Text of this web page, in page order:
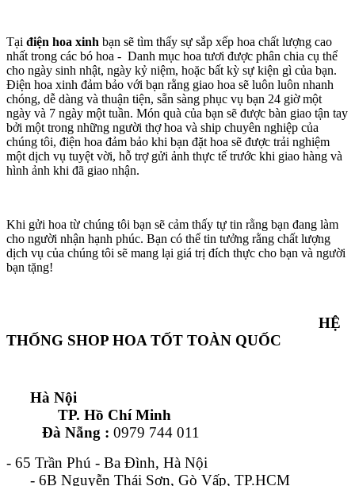
Tại điện hoa xinh bạn sẽ tìm thấy sự sắp xếp hoa chất lượng cao
nhất trong các bó hoa - Danh mục hoa tươi được phân chia cụ thể
cho ngày sinh nhật, ngày kỷ niệm, hoặc bất kỳ sự kiện gì của bạn.
Điện hoa xinh đảm bảo với bạn rằng giao hoa sẽ luôn luôn nhanh
chóng, dễ dàng và thuận tiện, sẵn sàng phục vụ bạn 24 giờ một
ngày và 7 ngày một tuần. Món quà của bạn sẽ được bàn giao tận tay
bởi một trong những người thợ hoa và ship chuyên nghiệp của
chúng tôi, điện hoa đảm bảo khi bạn đặt hoa sẽ được trải nghiệm
một dịch vụ tuyệt vời, hỗ trợ gửi ảnh thực tế trước khi giao hàng và
hình ảnh khi đã giao nhận.
Khi gửi hoa từ chúng tôi bạn sẽ cảm thấy tự tin rằng bạn đang làm
cho người nhận hạnh phúc. Bạn có thể tin tưởng rằng chất lượng
dịch vụ của chúng tôi sẽ mang lại giá trị đích thực cho bạn và người
bạn tặng!
HỆ
THỐNG SHOP HOA TỐT TOÀN QUỐC
Hà Nội
TP. Hồ Chí Minh
Đà Nẵng : 0979 744 011
- 65 Trần Phú - Ba Đình, Hà Nội
- 6B Nguyễn Thái Sơn, Gò Vấp, TP.HCM